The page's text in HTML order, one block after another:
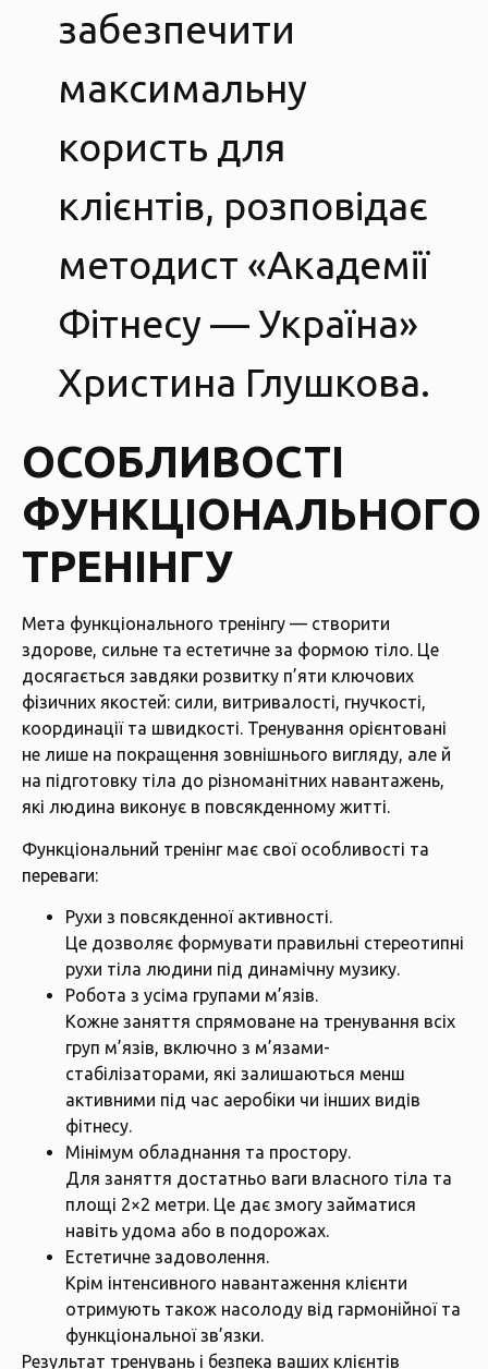
забезпечити
максимальну
користь для
клієнтів, розповідає
методист «Академії
Фітнесу — Україна»
Христина Глушкова.
ОСОБЛИВОСТІ
ФУНКЦІОНАЛЬНОГО
ТРЕНІНГУ
Мета функціонального тренінгу — створити
здорове, сильне та естетичне за формою тіло. Це
досягається завдяки розвитку п’яти ключових
фізичних якостей: сили, витривалості, гнучкості,
координації та швидкості. Тренування орієнтовані
не лише на покращення зовнішнього вигляду, але й
на підготовку тіла до різноманітних навантажень,
які людина виконує в повсякденному житті.
Функціональний тренінг має свої особливості та
переваги:
Рухи з повсякденної активності.
Це дозволяє формувати правильні стереотипні
рухи тіла людини під динамічну музику.
Робота з усіма групами м’язів.
Кожне заняття спрямоване на тренування всіх
груп м’язів, включно з м’язами-
стабілізаторами, які залишаються менш
активними під час аеробіки чи інших видів
фітнесу.
Мінімум обладнання та простору.
Для заняття достатньо ваги власного тіла та
площі 2×2 метри. Це дає змогу займатися
навіть удома або в подорожах.
Естетичне задоволення.
Крім інтенсивного навантаження клієнти
отримують також насолоду від гармонійної та
функціональної зв’язки.
Результат тренувань і безпека ваших клієнтів